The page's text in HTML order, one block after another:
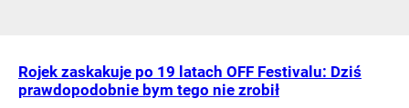
Rojek zaskakuje po 19 latach OFF Festivalu: Dziś
prawdopodobnie bym tego nie zrobił